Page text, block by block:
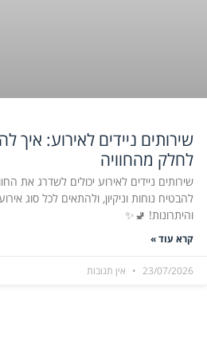
שירותים ניידים לאירוע: איך
לחלק מהחוויה
שירותים ניידים לאירוע יכולים לשדרג את
להבטיח נוחות וניקיון, ולהתאים לכל סוג
והיתרונות! 🚽✨
קרא עוד »
23/07/2026 אין תגובות